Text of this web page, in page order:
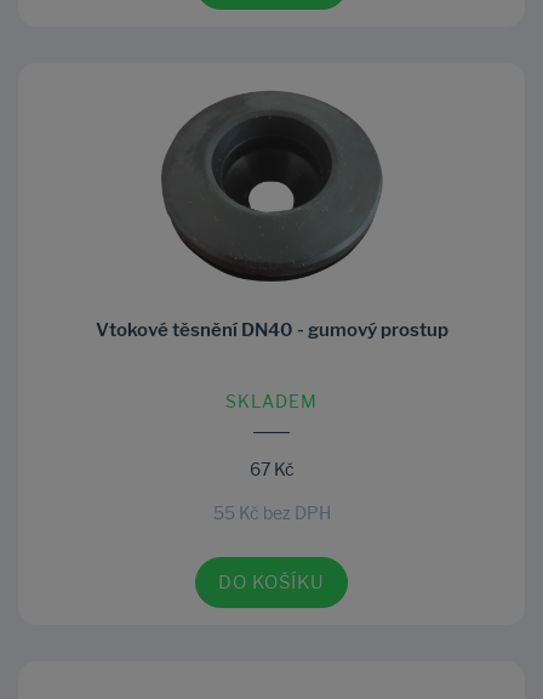
Vtokové těsnění DN40 - gumový prostup
SKLADEM
67 Kč
55 Kč bez DPH
DO KOŠÍKU